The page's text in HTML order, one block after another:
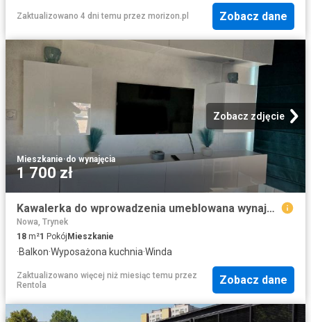
Zaktualizowano 4 dni temu przez morizon.pl Zobacz dane
Zobacz zdjęcie
Mieszkanie·do wynajęcia
1 700 zł
Kawalerka do wprowadzenia umeblowana wynajem ul. Pszczyńska, Gliwice
Nowa, Trynek
18 m²1 Pokój Mieszkanie
·Balkon·Wyposażona kuchnia·Winda
Zaktualizowano więcej niż miesiąc temu przez
Rentola
Zobacz dane